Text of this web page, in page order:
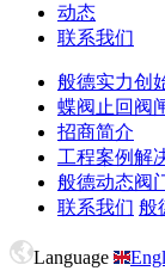
动态
联系我们
般德实力创
蝶阀 止回阀
招商简介
工程案例解
般德动态阀
联系我们 般
Language